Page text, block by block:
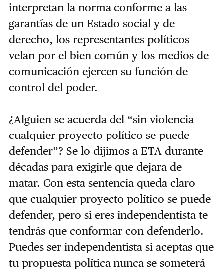
interpretan la norma conforme a las
garantías de un Estado social y de
derecho, los representantes políticos
velan por el bien común y los medios de
comunicación ejercen su función de
control del poder.
¿Alguien se acuerda del “sin violencia
cualquier proyecto político se puede
defender”? Se lo dijimos a ETA durante
décadas para exigirle que dejara de
matar. Con esta sentencia queda claro
que cualquier proyecto político se puede
defender, pero si eres independentista te
tendrás que conformar con defenderlo.
Puedes ser independentista si aceptas que
tu propuesta política nunca se someterá